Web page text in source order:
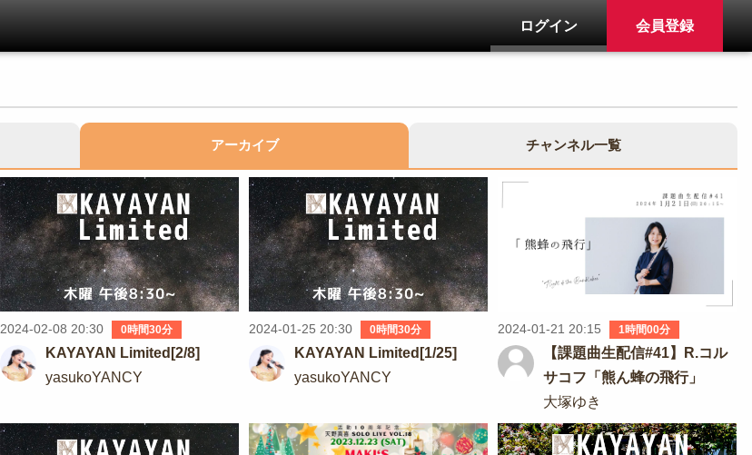
ログイン 会員登録
アーカイブ
2024-02-08 20:30 0時間30分
KAYAYAN Limited[2/8]
yasukoYANCY
2024-01-25 20:30 0時間30分
KAYAYAN Limited[1/25]
yasukoYANCY
2024-01-21 20:15 1時間00分
【課題曲生配信#41】R.コル
サコフ「熊ん蜂の飛行」
大塚ゆき
チャンネル一覧